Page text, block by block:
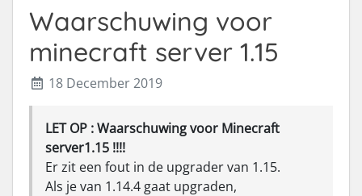
Waarschuwing voor
minecraft server 1.15
18 December 2019
LET OP : Waarschuwing voor Minecraft
server1.15 !!!!
Er zit een fout in de upgrader van 1.15.
Als je van 1.14.4 gaat upgraden,